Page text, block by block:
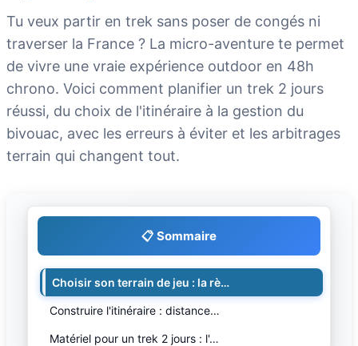
Tu veux partir en trek sans poser de congés ni
traverser la France ? La micro-aventure te permet
de vivre une vraie expérience outdoor en 48h
chrono. Voici comment planifier un trek 2 jours
réussi, du choix de l'itinéraire à la gestion du
bivouac, avec les erreurs à éviter et les arbitrages
terrain qui changent tout.
📋 Sommaire
Choisir son terrain de jeu : la rè…
Construire l'itinéraire : distance…
Matériel pour un trek 2 jours : l'…